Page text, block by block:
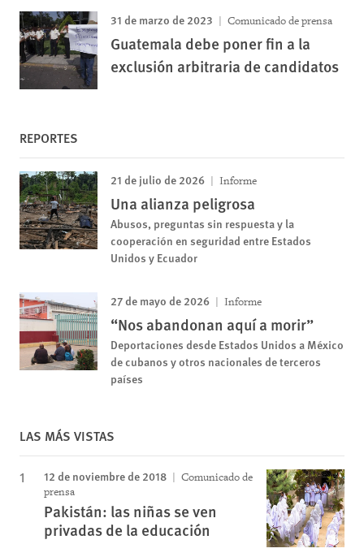
31 de marzo de 2023 Comunicado de prensa
Guatemala debe poner fin a la
exclusión arbitraria de candidatos
REPORTES
21 de julio de 2026 Informe
Una alianza peligrosa
Abusos, preguntas sin respuesta y la
cooperación en seguridad entre Estados
Unidos y Ecuador
27 de mayo de 2026 Informe
“Nos abandonan aquí a morir”
Deportaciones desde Estados Unidos a México
de cubanos y otros nacionales de terceros
países
LAS MÁS VISTAS
12 de noviembre de 2018
Comunicado de
prensa
Pakistán: las niñas se ven
privadas de la educación